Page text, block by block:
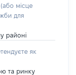
(або місце
для
районі
як
та ринку